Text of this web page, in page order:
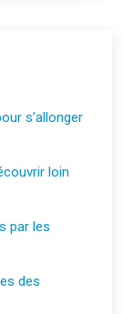
s’allonger
loin
par les
des